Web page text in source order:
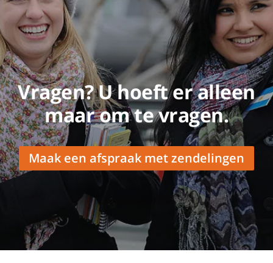
Vragen? U hoeft er alleen
maar om te vragen.
Maak een afspraak met zendelingen